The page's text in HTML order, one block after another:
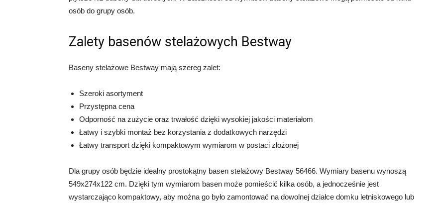
osób do grupy osób.
Zalety basenów stelażowych Bestway
Baseny stelażowe Bestway mają szereg zalet:
Szeroki asortyment
Przystępna cena
Odporność na zużycie oraz trwałość dzięki wysokiej jakości materiałom
Łatwy i szybki montaż bez korzystania z dodatkowych narzędzi
Łatwy transport dzięki kompaktowym wymiarom w postaci złożonej
Dla grupy osób będzie idealny prostokątny basen stelażowy Bestway 56466. Wymiary basenu wynoszą
549х274х122 cm. Dzięki tym wymiarom basen może pomieścić kilka osób, a jednocześnie jest
wystarczająco kompaktowy, aby można go było zamontować na dowolnej działce domku letniskowego lub